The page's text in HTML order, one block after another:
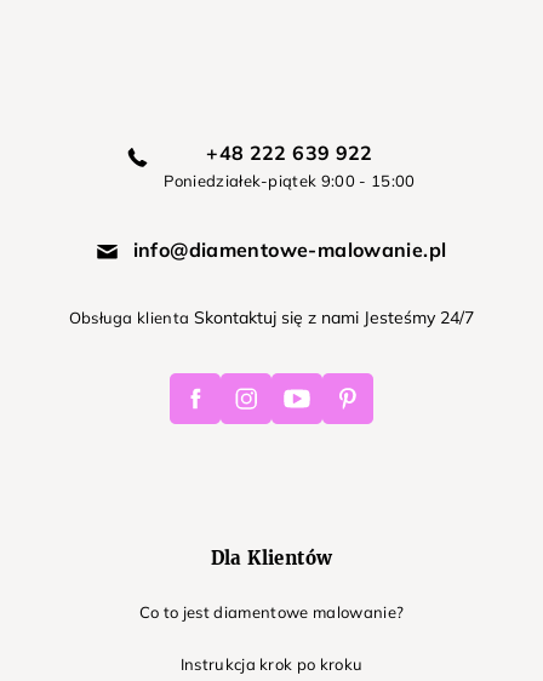
+48 222 639 922
Poniedziałek-piątek 9:00 - 15:00
info@diamentowe-malowanie.pl
Obsługa klienta Skontaktuj się z nami Jesteśmy 24/7
FacebookInstagramYoutube Pinterest
Dla Klientów
Co to jest diamentowe malowanie?
Instrukcja krok po kroku